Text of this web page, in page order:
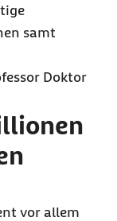
samt
Doktor
vor allem